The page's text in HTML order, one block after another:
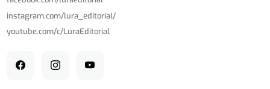
instagram.com/lura_editorial/
youtube.com/c/LuraEditorial